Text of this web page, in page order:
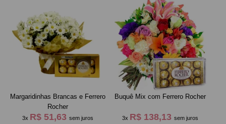
Margaridinhas Brancas e Ferrero
Rocher
3x R$ 51,63 sem juros
Buquê Mix com Ferrero Rocher
3x R$ 138,13sem juros